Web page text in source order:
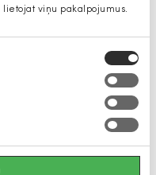
viņu pakalpojumus.